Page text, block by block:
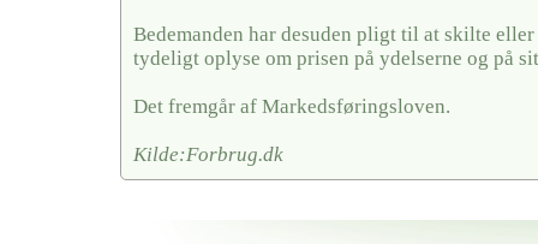
Bedemanden har desuden pligt til at skilte eller
tydeligt oplyse om prisen på ydelserne og på
Det fremgår af Markedsføringsloven.
Kilde:Forbrug.dk